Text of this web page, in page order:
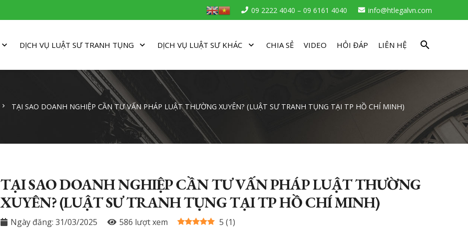
09 2222 4040 – 09 6161 4040 info@htlegalvn.com
DỊCH VỤ LUẬT SƯ TRANH TỤNG DỊCH VỤ LUẬT SƯ KHÁC CHIA SẺ VIDEO HỎI ĐÁP LIÊN HỆ search
chevron_right TẠI SAO DOANH NGHIỆP CẦN TƯ VẤN PHÁP LUẬT THƯỜNG XUYÊN? (LUẬT SƯ TRANH TỤNG TẠI TP HỒ CHÍ MINH)
TẠI SAO DOANH NGHIỆP CẦN TƯ VẤN PHÁP LUẬT THƯỜNG
XUYÊN? (LUẬT SƯ TRANH TỤNG TẠI TP HỒ CHÍ MINH)
Ngày đăng:31/03/2025 586 lượt xem 5 (1)